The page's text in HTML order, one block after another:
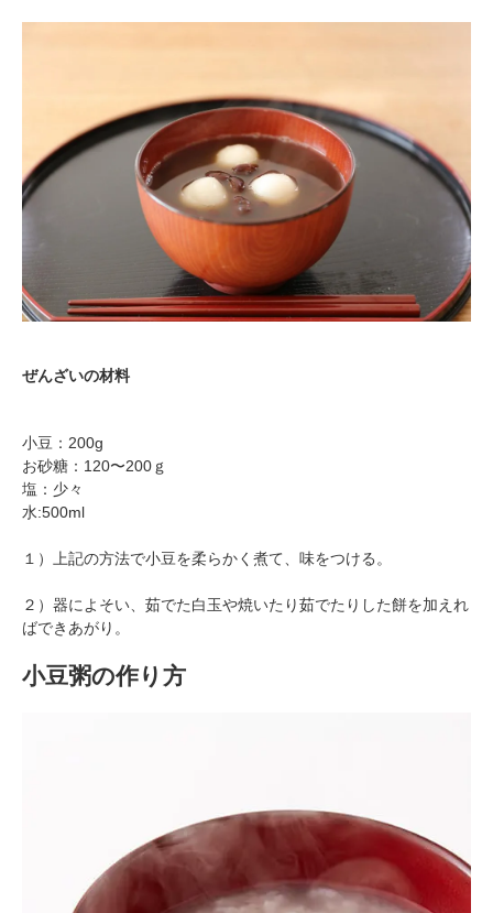
ぜんざいの材料
小豆：200g
お砂糖：120〜200ｇ
塩：少々
水:500ml
１）上記の方法で小豆を柔らかく煮て、味をつける。
２）器によそい、茹でた白玉や焼いたり茹でたりした餅を加えれ
ばできあがり。
小豆粥の作り方